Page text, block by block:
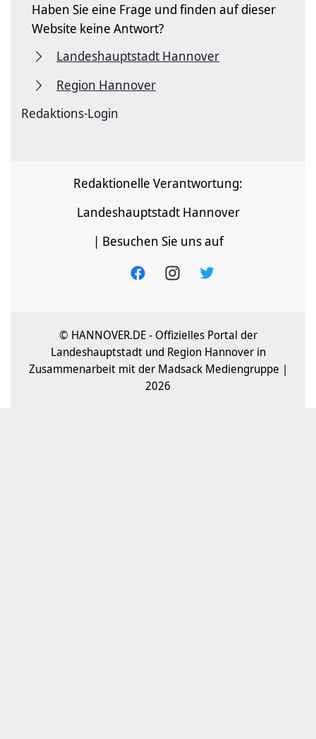
Haben Sie eine Frage und finden auf dieser
Website keine Antwort?
Landeshauptstadt Hannover
Region Hannover
Redaktions-Login
Redaktionelle Verantwortung:
Landeshauptstadt Hannover
| Besuchen Sie uns auf
© HANNOVER.DE - Offizielles Portal der
Landeshauptstadt und Region Hannover in
Zusammenarbeit mit der Madsack Mediengruppe |
2026